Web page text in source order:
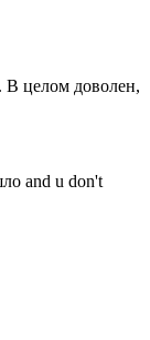
В целом доволен,
and u don't